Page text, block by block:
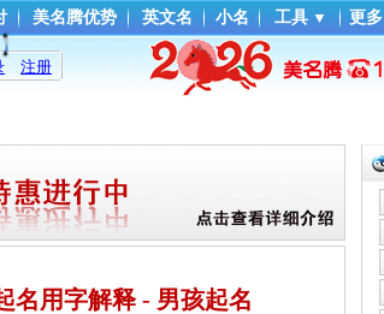
美名腾优势 英文名 小名 工具 ▼ 更多
注册
名用字解释 - 男孩起名